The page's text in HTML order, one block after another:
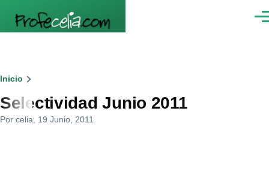
Ruta
de
navegación
Inicio
Selectividad Junio 2011
Por celia , 19 Junio, 2011